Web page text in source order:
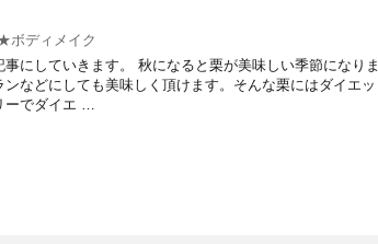
ボディメイク
にしていきます。 秋になると栗が美味しい季節になりま
などにしても美味しく頂けます。そんな栗にはダイエッ
ーでダイエ …